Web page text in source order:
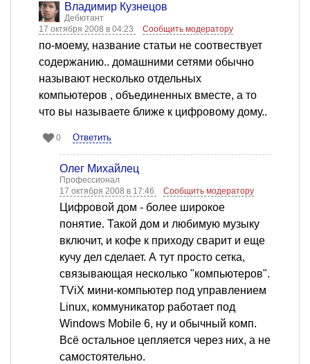
Владимир Кузнецов
Дебютант
17 октября 2008 в 04:23
Сообщить модератору
по-моему, название статьи не соотвествует
содержанию.. домашними сетями обычно
называют несколько отдельных
компьютеров , объединенных вместе, а то
что вы называете ближе к цифровому дому..
0 Ответить
Олег Михайлец
Профессионал
17 октября 2008 в 17:46
Сообщить модератору
Цифровой дом - более широкое
понятие. Такой дом и любимую музыку
включит, и кофе к приходу сварит и еще
кучу дел сделает. А тут просто сетка,
связывающая несколько "компьютеров".
TViX мини-компьютер под управлением
Linux, коммуникатор работает под
Windows Mobile 6, ну и обычный комп.
Всё остальное цепляется через них, а не
самостоятельно.